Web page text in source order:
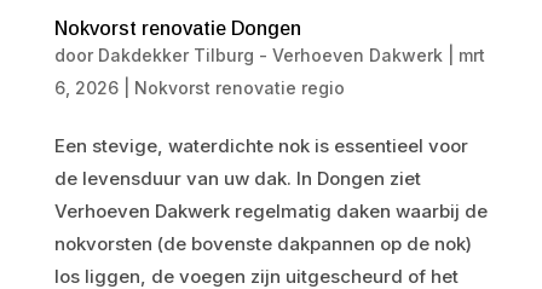
Nokvorst renovatie Dongen
door Dakdekker Tilburg - Verhoeven Dakwerk
mrt
6, 2026| Nokvorst renovatie regio
Een stevige, waterdichte nok is essentieel voor
de levensduur van uw dak. In Dongen ziet
Verhoeven Dakwerk regelmatig daken waarbij de
nokvorsten (de bovenste dakpannen op de nok)
los liggen, de voegen zijn uitgescheurd of het